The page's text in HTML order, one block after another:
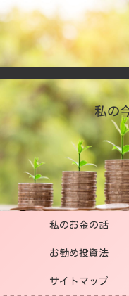
私の
私のお金の話
お勧め投資法
サイトマップ